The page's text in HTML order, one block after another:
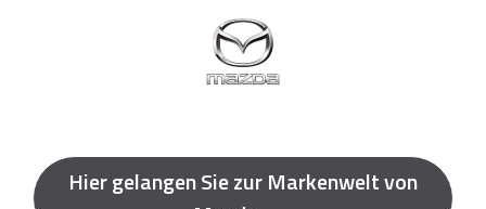
Hier gelangen Sie zur Markenwelt von